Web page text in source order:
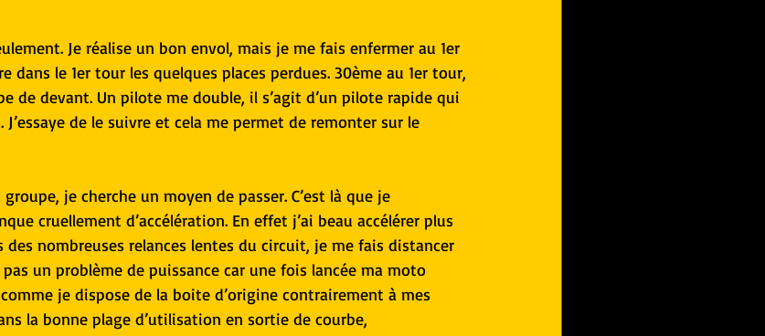
Je réalise un bon envol, mais je me fais enfermer au 1er
dans le 1er tour les quelques places perdues. 30ème au 1er tour,
de devant. Un pilote me double, il s’agit d’un pilote rapide qui
de le suivre et cela me permet de remonter sur le
je cherche un moyen de passer. C’est là que je
cruellement d’accélération. En effet j’ai beau accélérer plus
nombreuses relances lentes du circuit, je me fais distancer
un problème de puissance car une fois lancée ma moto
je dispose de la boite d’origine contrairement à mes
la bonne plage d’utilisation en sortie de courbe,